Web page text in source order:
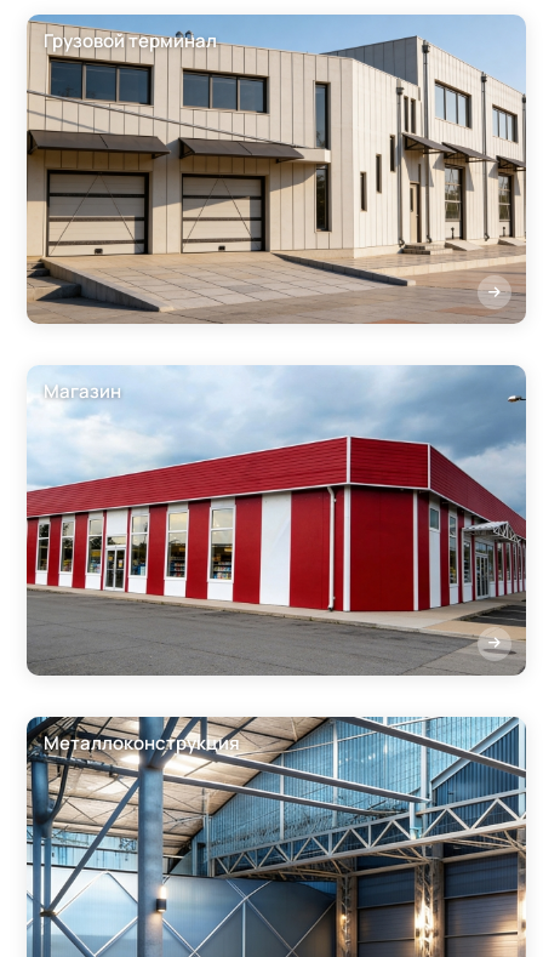
Грузовой терминал
Магазин
Металлоконструкция